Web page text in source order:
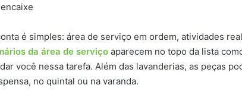
é simples: área de serviço em ordem, atividades
da área de serviço aparecem no topo da lista
você nessa tarefa. Além das lavanderias, as peças
no quintal ou na varanda.